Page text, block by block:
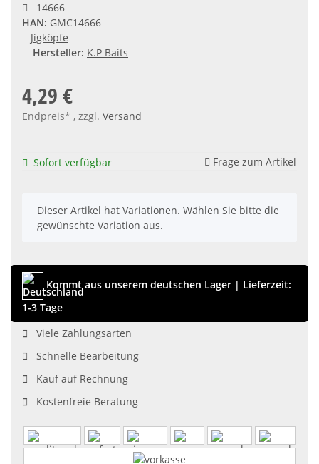
14666
HAN: GMC14666
Jigköpfe
Hersteller: K.P Baits
4,29 €
Endpreis* , zzgl. Versand
Sofort verfügbar Frage zum Artikel
x
Dieser Artikel hat Variationen. Wählen Sie bitte die
gewünschte Variation aus.
Kommt aus unserem deutschen Lager | Lieferzeit:
1-3 Tage
Viele Zahlungsarten
Schnelle Bearbeitung
Kauf auf Rechnung
Kostenfreie Beratung